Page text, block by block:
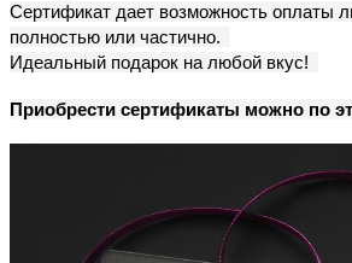
Сертификат дает возможность оплаты
полностью или частично.
Идеальный подарок на любой вкус!
Приобрести сертификаты можно по